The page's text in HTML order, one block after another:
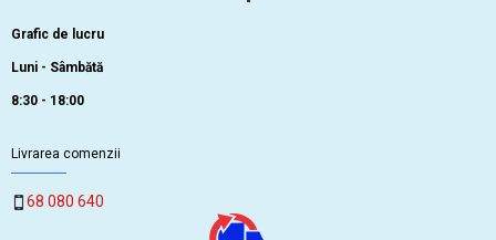
Grafic de lucru
Luni - Sâmbătă
8:30 - 18:00
Livrarea comenzii
68 080 640